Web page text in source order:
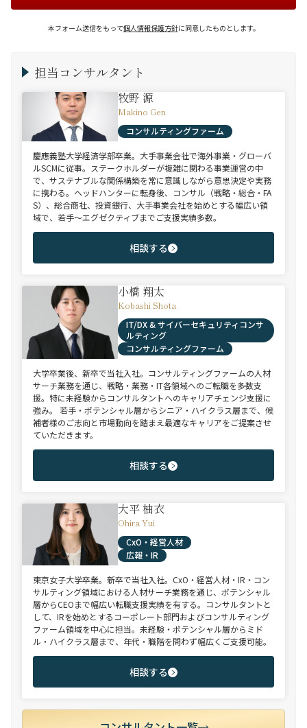
本フォーム送信をもって個人情報保護方針に同意したものとします。
担当コンサルタント
牧野 源
Makino Gen
コンサルティングファーム
慶應義塾大学経済学部卒業。大手事業会社で海外事業・グローバ
ルSCMに従事。ステークホルダーが複雑に関わる事業運営の中
で、サステナブルな関係構築を常に意識しながら意思決定や実務
に携わる。ヘッドハンターに転身後、コンサル（戦略・総合・FA
S）、総合商社、投資銀行、大手事業会社を始めとする幅広い領
域で、若手～エグゼクティブまでご支援実績多数。
相談する
小橋 翔太
Kobashi Shota
IT/DX & サイバーセキュリティコンサ
ルティング
コンサルティングファーム
大学卒業後、新卒で当社入社。コンサルティングファームの人材
サーチ業務を通じ、戦略・業務・IT各領域へのご転職を多数支
援。特に未経験からコンサルタントへのキャリアチェンジ支援に
強み。 若手・ポテンシャル層からシニア・ハイクラス層まで、候
補者様のご志向と市場動向を踏まえ最適なキャリアをご提案させ
ていただきます。
相談する
大平 柚衣
Ohira Yui
CxO・経営人材
広報・IR
東京女子大学卒業。新卒で当社入社。CxO・経営人材・IR・コン
サルティング領域における人材サーチ業務を通じ、ポテンシャル
層からCEOまで幅広い転職支援実績を有する。コンサルタントと
して、IRを始めとするコーポレート部門およびコンサルティング
ファーム領域を中心に担当。未経験・ポテンシャル層からミド
ル・ハイクラス層まで、年代・職階を問わず幅広くご支援可能。
相談する